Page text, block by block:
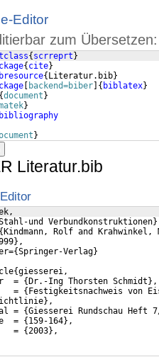
Editor
zum Übersetzen:
{ scrreprt }
{ cite}
{ Literatur.bib}
backend=biber { biblatex}
{document }
}
}
Literatur.bib
und
Rolf and Krahwinkel,
Verlag}
= {Dr.-Ing Thorsten Schmidt},
= {Festigkeitsnachweis von
= {Giesserei Rundschau Heft
= {159-164},
= {2003},